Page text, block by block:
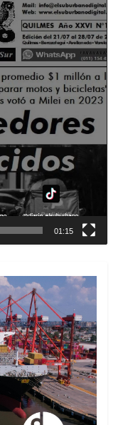
01:15